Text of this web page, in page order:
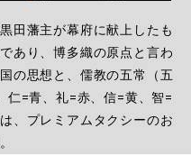
田藩主が幕府に献上したも
あり、博多織の原点と言わ
の思想と、儒教の五常（五
仁=青、礼=赤、信=黄、智=
、プレミアムタクシーのお